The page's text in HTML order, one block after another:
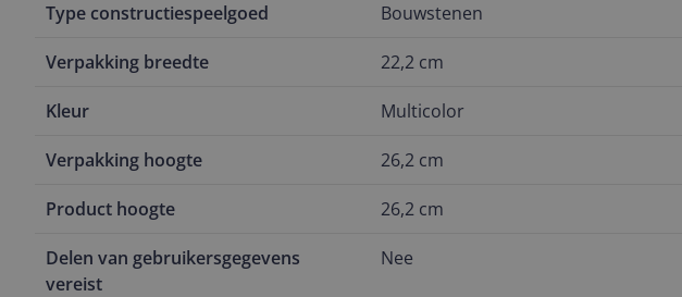
Type constructiespeelgoed Bouwstenen
Verpakking breedte 22,2 cm
Kleur Multicolor
Verpakking hoogte 26,2 cm
Product hoogte 26,2 cm
Delen van gebruikersgegevens
vereist
Nee